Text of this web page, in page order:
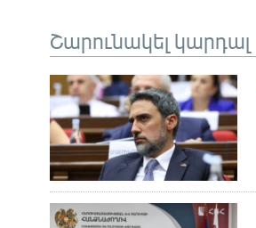
Շարունակել կարդալ